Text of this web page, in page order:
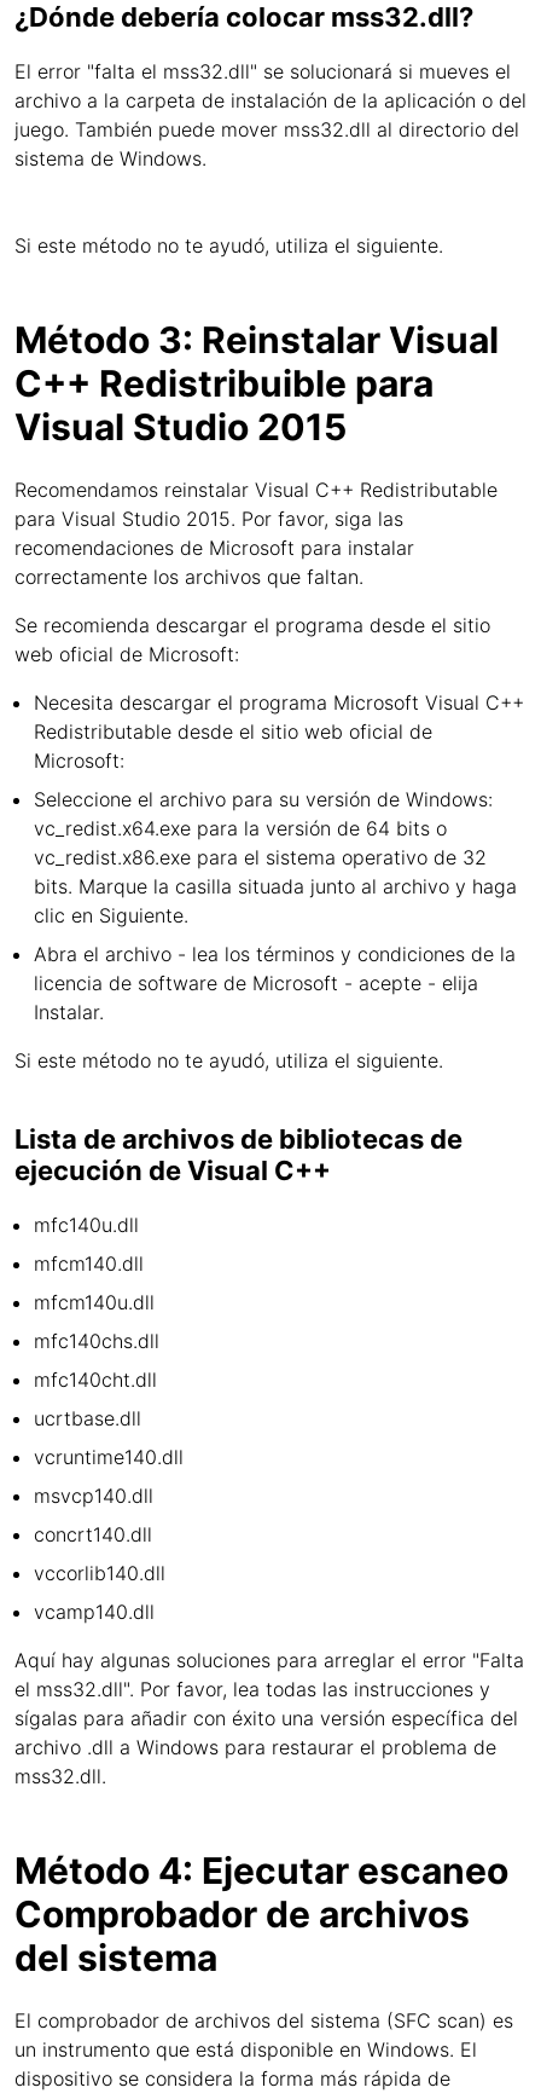
¿Dónde debería colocar mss32.dll?
El error "falta el mss32.dll" se solucionará si mueves el
archivo a la carpeta de instalación de la aplicación o del
juego. También puede mover mss32.dll al directorio del
sistema de Windows.
Si este método no te ayudó, utiliza el siguiente.
Método 3: Reinstalar Visual
C++ Redistribuible para
Visual Studio 2015
Recomendamos reinstalar Visual C++ Redistributable
para Visual Studio 2015. Por favor, siga las
recomendaciones de Microsoft para instalar
correctamente los archivos que faltan.
Se recomienda descargar el programa desde el sitio
web oficial de Microsoft:
Necesita descargar el programa Microsoft Visual C++
Redistributable desde el sitio web oficial de
Microsoft:
Seleccione el archivo para su versión de Windows:
vc_redist.x64.exe para la versión de 64 bits o
vc_redist.x86.exe para el sistema operativo de 32
bits. Marque la casilla situada junto al archivo y haga
clic en Siguiente.
Abra el archivo - lea los términos y condiciones de la
licencia de software de Microsoft - acepte - elija
Instalar.
Si este método no te ayudó, utiliza el siguiente.
Lista de archivos de bibliotecas de
ejecución de Visual C++
mfc140u.dll
mfcm140.dll
mfcm140u.dll
mfc140chs.dll
mfc140cht.dll
ucrtbase.dll
vcruntime140.dll
msvcp140.dll
concrt140.dll
vccorlib140.dll
vcamp140.dll
Aquí hay algunas soluciones para arreglar el error "Falta
el mss32.dll". Por favor, lea todas las instrucciones y
sígalas para añadir con éxito una versión específica del
archivo .dll a Windows para restaurar el problema de
mss32.dll.
Método 4: Ejecutar escaneo
Comprobador de archivos
del sistema
El comprobador de archivos del sistema (SFC scan) es
un instrumento que está disponible en Windows. El
dispositivo se considera la forma más rápida de